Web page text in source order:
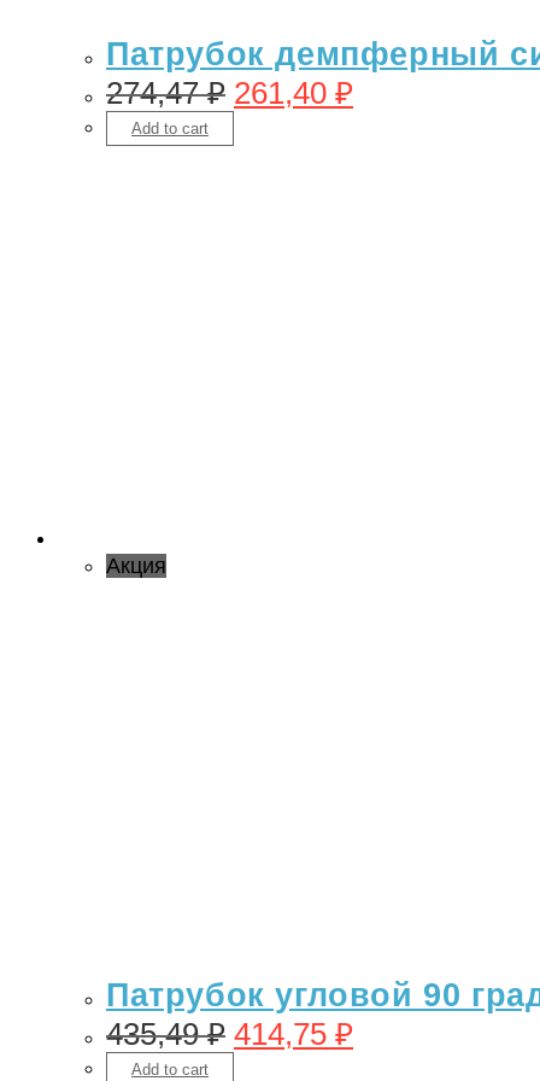
Патрубок демпферный
274,47₽ 261,40 ₽
Add to cart
Акция
Патрубок угловой 90
435,49₽ 414,75 ₽
Add to cart